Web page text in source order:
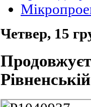
Четвер, 15